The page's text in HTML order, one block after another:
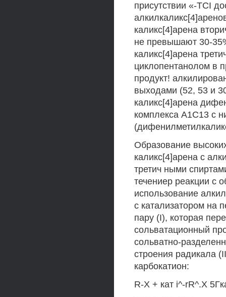
присутствии «-TCI
каликс[4]арена
не превышают 30-
каликс[4]арена
циклопентанолом в
продукт!
выходами (52, 53 и
каликс[4]арена
комплекса А1С13 с
Образование
каликс[4]арена с
третич ными
течениер реакции с
использование
с катализатором на
пару (I), которая
сольватационный
сольватно-
строения радикала
карбокатион:
R-X + кат i^-rR^.X